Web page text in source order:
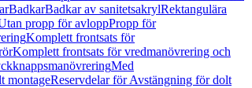
BadkarBadkar av sanitetsakrylRektangulära
propp för avloppPropp för
Komplett frontsats för
Komplett frontsats för vredmanövrering och
Med
montageReservdelar för Avstängning för dolt